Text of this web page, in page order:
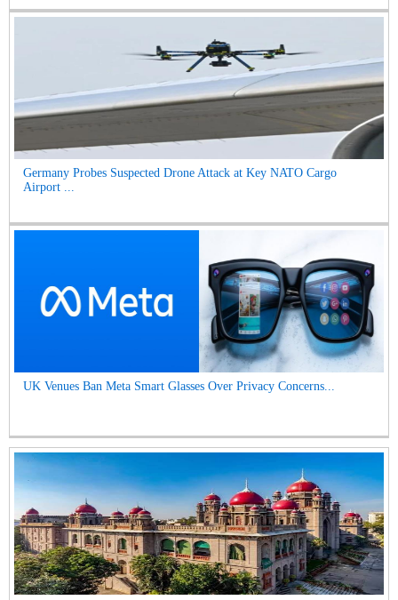
Germany Probes Suspected Drone Attack at Key NATO Cargo
Airport ...
UK Venues Ban Meta Smart Glasses Over Privacy Concerns...